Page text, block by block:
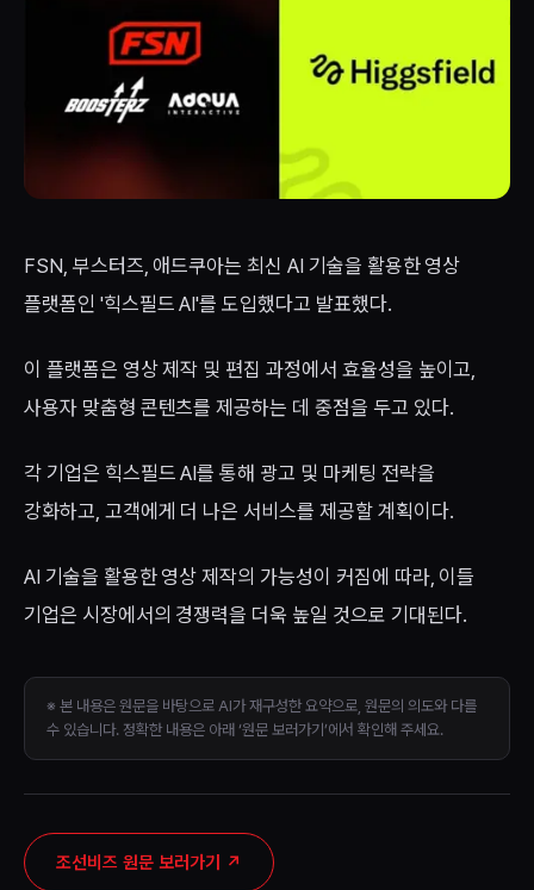
FSN, 부스터즈, 애드쿠아는 최신 AI 기술을 활용한 영상
플랫폼인 '힉스필드 AI'를 도입했다고 발표했다.
이 플랫폼은 영상 제작 및 편집 과정에서 효율성을 높이고,
사용자 맞춤형 콘텐츠를 제공하는 데 중점을 두고 있다.
각 기업은 힉스필드 AI를 통해 광고 및 마케팅 전략을
강화하고, 고객에게 더 나은 서비스를 제공할 계획이다.
AI 기술을 활용한 영상 제작의 가능성이 커짐에 따라, 이들
기업은 시장에서의 경쟁력을 더욱 높일 것으로 기대된다.
※ 본 내용은 원문을 바탕으로 AI가 재구성한 요약으로, 원문의 의도와 다를
수 있습니다. 정확한 내용은 아래 ‘원문 보러가기’에서 확인해 주세요.
조선비즈 원문 보러가기 ↗